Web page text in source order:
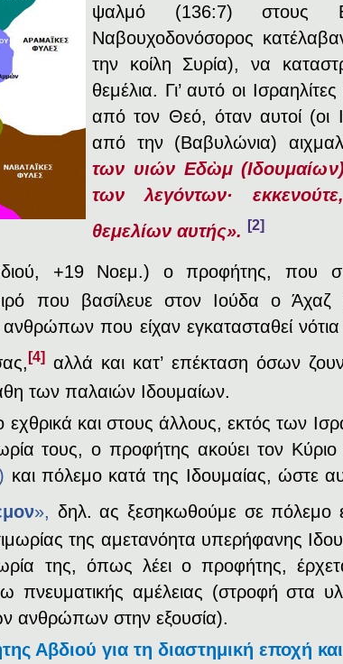
ψαλμό (136:7) στους
Ναβουχοδονόσορος
την κοίλη Συρία), να
θεμέλια. Γι’ αυτό οι
από τον Θεό, όταν αυτοί (οι
από την (Βαβυλώνια)
των υιών Εδὼμ
των λεγόντων·
θεμελίων αυτής».
[2]
+19 Νοεμ.) ο προφήτης, που
που βασίλευε στον Ιούδα ο
που είχαν εγκατασταθεί
[4]αλλά και κατ’ επέκταση όσων
των παλαιών Ιδουμαίων.
εχθρικά και στους άλλους, εκτός των
τους, ο προφήτης ακούει τον
και πόλεμο κατά της Ιδουμαίας, ώστε
», δηλ. ας ξεσηκωθούμε σε πόλεμο
της αμετανόητα υπερήφανης
της, όπως λέει ο προφήτης,
αμέλειας (στροφή στα
ανθρώπων στην εξουσία).
Αβδιού για τη διαστημική εποχή